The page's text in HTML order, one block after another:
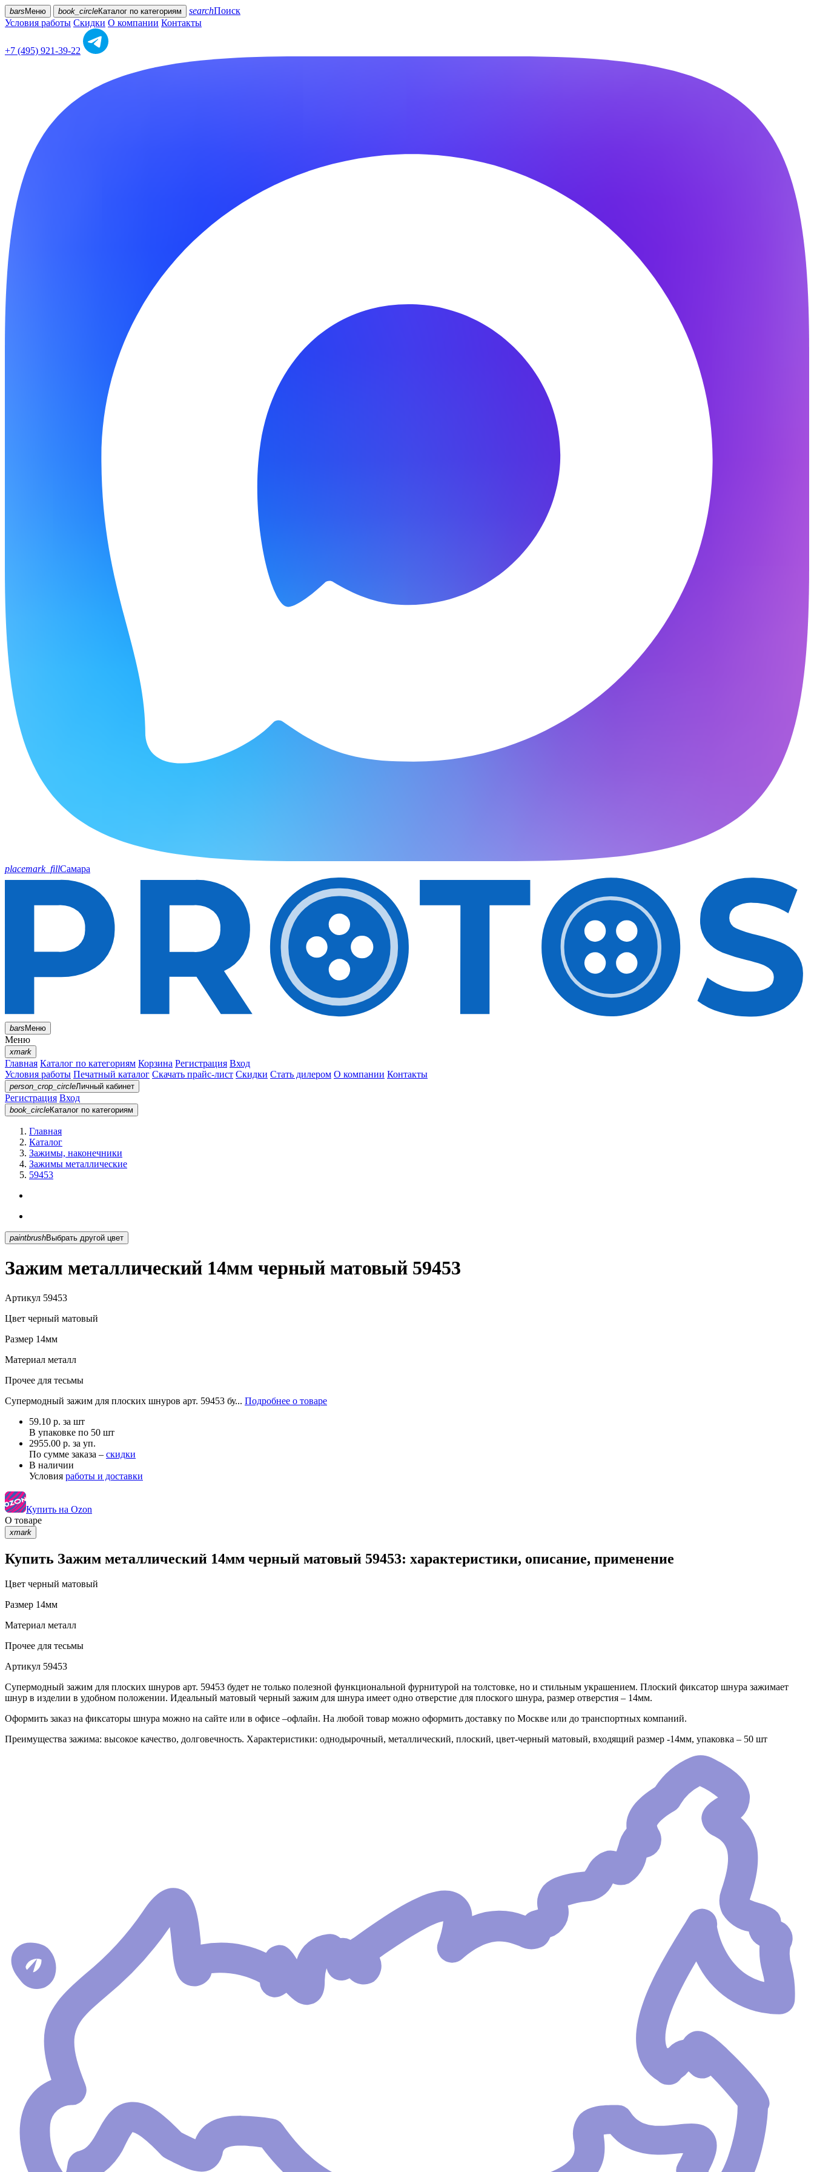
bars Меню book_circleКаталог по категориям searchПоиск
Условия работы Скидки О компании Контакты
+7 (495) 921-39-22
placemark_fillСамара
barsМеню
Меню
xmark
Главная Каталог по категориям Корзина Регистрация Вход
Условия работы Печатный каталог Скачать прайс-лист Скидки Стать дилером О компании Контакты
person_crop_circleЛичный кабинет
Регистрация Вход
book_circleКаталог по категориям
Главная
Каталог
Зажимы, наконечники
Зажимы металлические
59453
paintbrush Выбрать другой цвет
Зажим металлический 14мм черный матовый 59453
Артикул 59453
Цвет черный матовый
Размер 14мм
Материал металл
Прочее для тесьмы
Супермодный зажим для плоских шнуров арт. 59453 бу... Подробнее о товаре
59.10 р. за шт
В упаковке по 50 шт
2955.00 р. за уп.
По сумме заказа – скидки
В наличии
Условия работы и доставки
Купить на Ozon
О товаре
xmark
Купить Зажим металлический 14мм черный матовый 59453: характеристики, описание, применение
Цвет черный матовый
Размер 14мм
Материал металл
Прочее для тесьмы
Артикул 59453
Супермодный зажим для плоских шнуров арт. 59453 будет не только полезной функциональной фурнитурой на толстовке, но и стильным украшением. Плоский фиксатор шнура зажимает
шнур в изделии в удобном положении. Идеальный матовый черный зажим для шнура имеет одно отверстие для плоского шнура, размер отверстия – 14мм.
Оформить заказ на фиксаторы шнура можно на сайте или в офисе –офлайн. На любой товар можно оформить доставку по Москве или до транспортных компаний.
Преимущества зажима: высокое качество, долговечность. Характеристики: однодырочный, металлический, плоский, цвет-черный матовый, входящий размер -14мм, упаковка – 50 шт